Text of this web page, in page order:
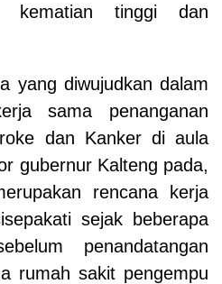
kematian tinggi dan
yang diwujudkan dalam
sama penanganan
dan Kanker di aula
gubernur Kalteng pada,
rencana kerja
sejak beberapa
penandatangan
rumah sakit pengempu